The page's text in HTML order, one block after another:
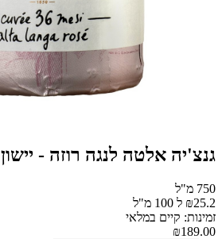
גנצ'יה אלטה לנגה רוזה - יישון 36 חודשים
750 מ"ל
₪25.2 ל 100 מ"ל
זמינות: קיים במלאי
₪189.00